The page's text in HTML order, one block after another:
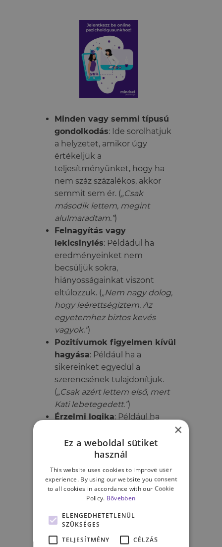
Minden vagy semmi típusú
gondolkodás: Ide sorolhatjuk
a helyzetet, amikor úgy
értékeljük a
teljesítményünket, hogy ha
nem száz százalékos, akkor
semmit sem ér. („Csak
második lettem, megint
alulmaradtam.”)
Felnagyítás vagy
lekicsinylés: Példádul ha
eredményeinket nem
becsüljük sokra,
hiányosságainkat viszont
eltúlozzuk. („Nem nagy dolog,
hogy leérettségiztem. Az
egyetemhez biztos kevés
vagyok.”)
Pozitívumok figyelmen kívül
hagyása: Például ha a
sikereinket egyedül a
szerencsének tulajdonítjuk.
(„Csak azért lettem első, mert
Kati lebetegedett.”)
Érzelmi logika: Például ha
mások megnyilvánulásait saját
torzításainkkal magyarázzuk.
„Tudom, hogy sokan
dicsérnek, de biztosan csak
azért, mert sajnálnak, így
szeretnének biztatni.”)
Perszonalizáció: Amikor olyan
dologért is magunkat
hibáztatjuk, amelyre nincsen
ráhatásunk. („Ha jobb gyerek
×
Ez a weboldal sütiket
használ
This website uses cookies to improve user
experience. By using our website you consent
to all cookies in accordance with our Cookie
Policy. Bővebben
ELENGEDHETETLENÜL
SZÜKSÉGES
TELJESÍTMÉNY
CÉLZÁS